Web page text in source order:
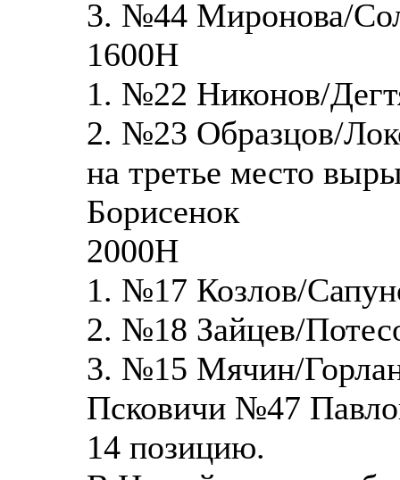
3. №44 Миронова/
1600Н
1. №22 Никонов/
2. №23 Образцов/
на третье место
Борисенок
2000Н
1. №17 Козлов/
2. №18 Зайцев/
3. №15 Мячин/
Псковичи №47
14 позицию.